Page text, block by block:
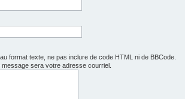
format texte, ne pas inclure de code HTML ni de BBCode.
message sera votre adresse courriel.